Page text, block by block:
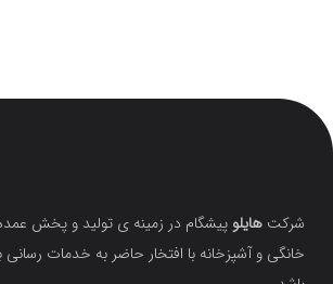
شرکت هایلو پیشگام در زمینه ی تولید و پخش
خانگی و آشپزخانه با افتخار حاضر به خدمات